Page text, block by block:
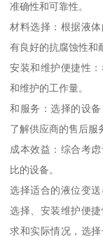
准确性和可靠性。
材料选择：根据液
有良好的抗腐蚀性和
安装和维护便捷性
和维护的工作量。
和服务：选择的设
了解供应商的售后服
成本效益：综合考
比的设备。
选择适合的液位变
选择、安装维护便
求和实际情况，选